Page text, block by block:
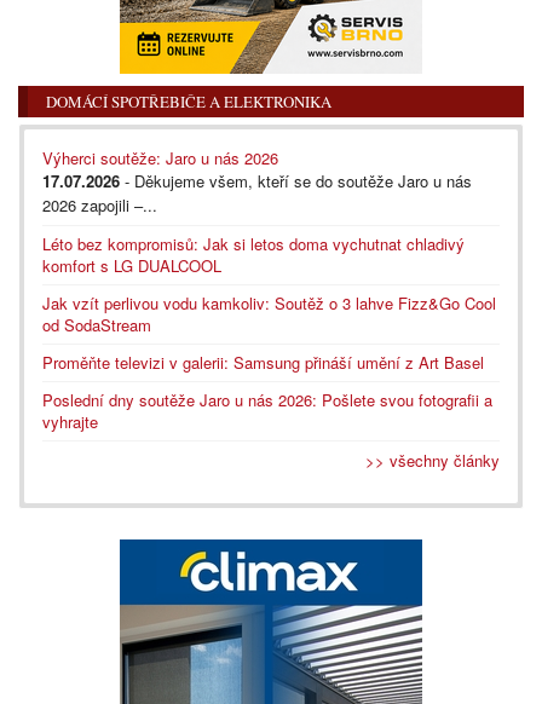
DOMÁCÍ SPOTŘEBIČE A ELEKTRONIKA
Výherci soutěže: Jaro u nás 2026
17.07.2026 - Děkujeme všem, kteří se do soutěže Jaro u nás
2026 zapojili –...
Léto bez kompromisů: Jak si letos doma vychutnat chladivý
komfort s LG DUALCOOL
Jak vzít perlivou vodu kamkoliv: Soutěž o 3 lahve Fizz&Go Cool
od SodaStream
Proměňte televizi v galerii: Samsung přináší umění z Art Basel
Poslední dny soutěže Jaro u nás 2026: Pošlete svou fotografii a
vyhrajte
>> všechny články